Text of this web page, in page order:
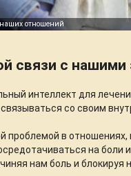
связи с
интеллект для
со своим
проблемой в
на боли
нам боль и блокируя